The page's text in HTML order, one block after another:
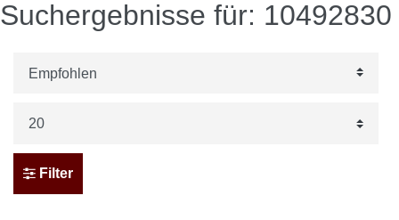
Suchergebnisse für: 10492830
Filter